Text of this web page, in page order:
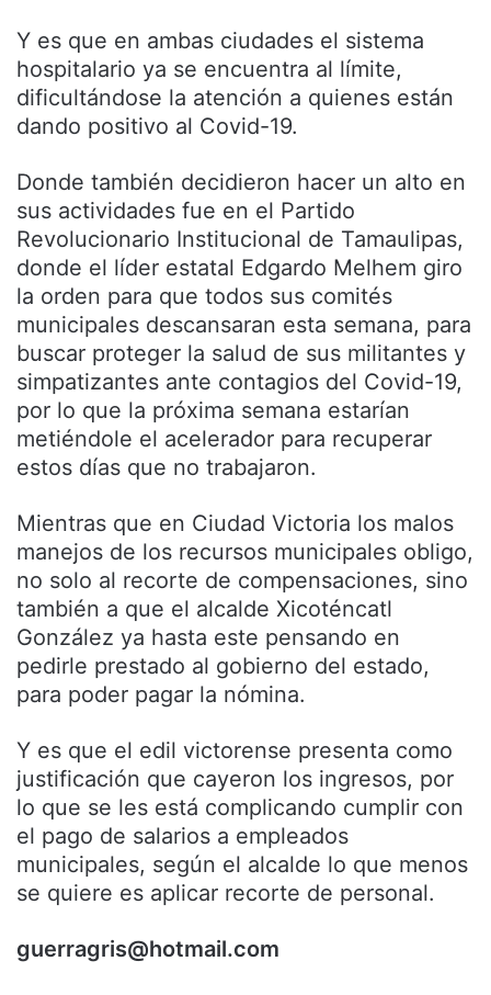
Y es que en ambas ciudades el sistema
hospitalario ya se encuentra al límite,
dificultándose la atención a quienes están
dando positivo al Covid-19.
Donde también decidieron hacer un alto en
sus actividades fue en el Partido
Revolucionario Institucional de Tamaulipas,
donde el líder estatal Edgardo Melhem giro
la orden para que todos sus comités
municipales descansaran esta semana, para
buscar proteger la salud de sus militantes y
simpatizantes ante contagios del Covid-19,
por lo que la próxima semana estarían
metiéndole el acelerador para recuperar
estos días que no trabajaron.
Mientras que en Ciudad Victoria los malos
manejos de los recursos municipales obligo,
no solo al recorte de compensaciones, sino
también a que el alcalde Xicoténcatl
González ya hasta este pensando en
pedirle prestado al gobierno del estado,
para poder pagar la nómina.
Y es que el edil victorense presenta como
justificación que cayeron los ingresos, por
lo que se les está complicando cumplir con
el pago de salarios a empleados
municipales, según el alcalde lo que menos
se quiere es aplicar recorte de personal.
guerragris@hotmail.com